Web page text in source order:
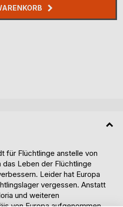
für Flüchtlinge anstelle von
das Leben der Flüchtlinge
Leider hat Europa
vergessen. Anstatt
und weiteren